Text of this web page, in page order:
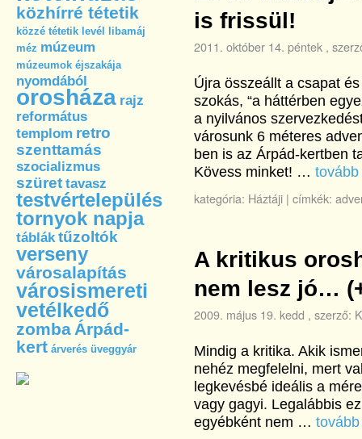
közhírré tétetik
közzé tétetik levél
libamáj
méz múzeum
múzeumok éjszakája
nyomdából
orosháza rajz
református
templom retro
szenttamás
szocializmus
szüret tavasz
testvértelepülés
tornyok napja
táblák tűzoltók
verseny
városalapítás
városismereti
vetélkedő
zombaÁrpád-
kert árverés üveggyár
is frissül!
2011. október 14. péntek ,
Újra összeállt a csapat
szokás, “a háttérben
a nyilvános
városunk 6 méteres
ben is az Árpád-kertben
Kövess minket! … tovább
kategória: Háztáji | címkék:
A kritikus
nem lesz jó…
2009. május 19. kedd , szerző:
Mindig a kritika. Akik
nehéz megfelelni, mert
legkevésbé ideális a
vagy gagyi. Legalábbis
egyébként nem …